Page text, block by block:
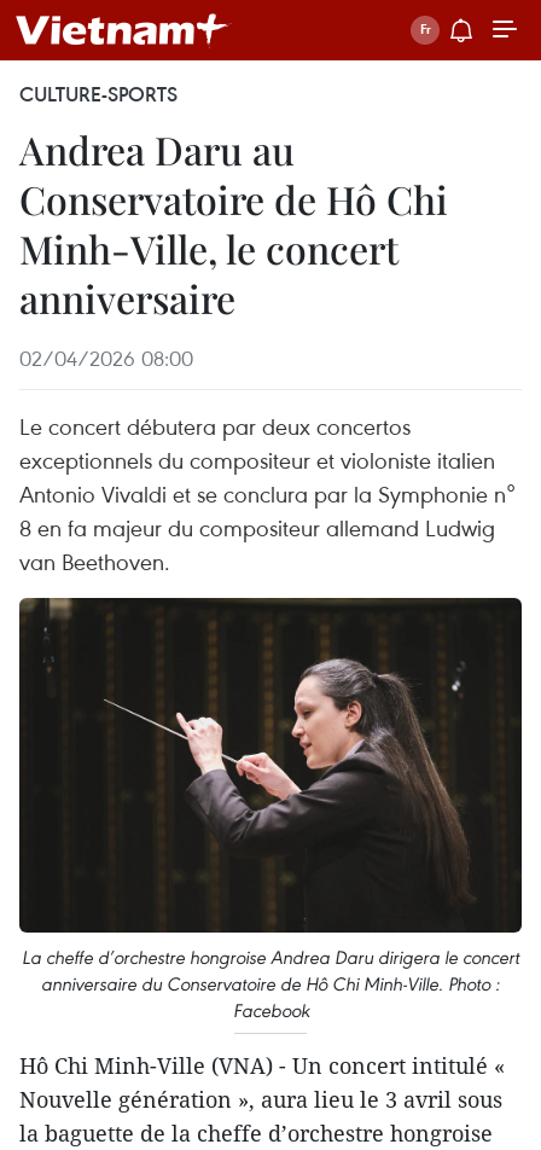
CULTURE-SPORTS
Andrea Daru au
Conservatoire de Hô Chi
Minh-Ville, le concert
anniversaire
02/04/2026 08:00
Le concert débutera par deux concertos
exceptionnels du compositeur et violoniste italien
Antonio Vivaldi et se conclura par la Symphonie n°
8 en fa majeur du compositeur allemand Ludwig
van Beethoven.
La cheffe d’orchestre hongroise Andrea Daru dirigera le concert
anniversaire du Conservatoire de Hô Chi Minh-Ville. Photo :
Facebook
Hô Chi Minh-Ville (VNA) - Un concert intitulé «
Nouvelle génération », aura lieu le 3 avril sous
la baguette de la cheffe d’orchestre hongroise